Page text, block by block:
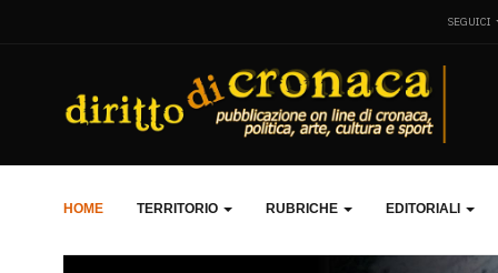
SEGUICI
HOME TERRITORIO RUBRICHE EDITORIALI